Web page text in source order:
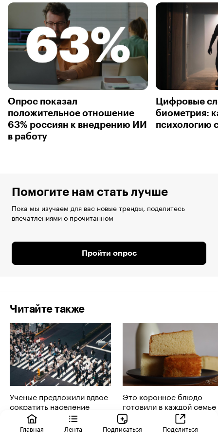
Опрос показал
положительное отношение
63% россиян к внедрению ИИ
в работу
Цифровые
биометрия:
психологию
Помогите нам стать лучше
Пока мы изучаем для вас новые тренды, поделитесь
впечатлениями о прочитанном
Пройти опрос
Читайте также
Ученые предложили вдвое
сократить население
Земли. Они объяснили
идею
Это коронное блюдо
готовили в каждой семье
СССР: забытый рецепт
Life
Главная Лента Подписаться Поделиться